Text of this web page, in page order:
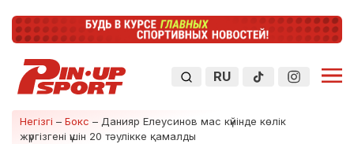
RU
Негізгі – Бокс – Данияр Елеусинов мас күйінде көлік
жүргізгені үшін 20 тәулікке қамалды